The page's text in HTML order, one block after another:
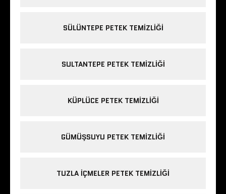
SÜLÜNTEPE PETEK TEMIZLIĞI
SULTANTEPE PETEK TEMIZLIĞI
KÜPLÜCE PETEK TEMIZLIĞI
GÜMÜŞSUYU PETEK TEMIZLIĞI
TUZLA IÇMELER PETEK TEMIZLIĞI